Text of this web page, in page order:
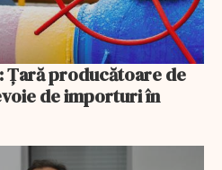
Ţară producătoare de
de importuri în